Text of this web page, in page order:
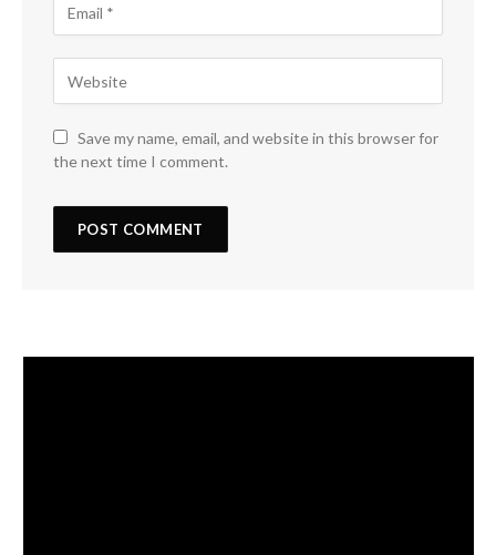
Save my name, email, and website in this browser for
the next time I comment.